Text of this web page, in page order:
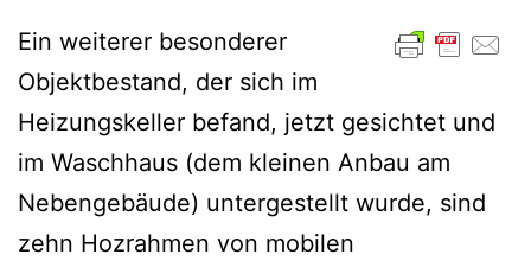
Ein weiterer besonderer
Objektbestand, der sich im
Heizungskeller befand, jetzt gesichtet und
im Waschhaus (dem kleinen Anbau am
Nebengebäude) untergestellt wurde, sind
zehn Hozrahmen von mobilen